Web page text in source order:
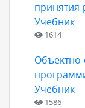
принятия
Учебник
1614
Учебник
1586